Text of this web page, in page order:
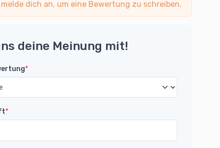
dich an, um eine Bewertung zu schreiben.
deine Meinung mit!
*
*